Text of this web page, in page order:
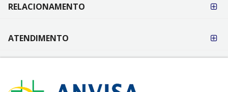
RELACIONAMENTO
ATENDIMENTO